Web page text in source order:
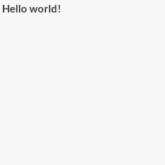
Hello world!